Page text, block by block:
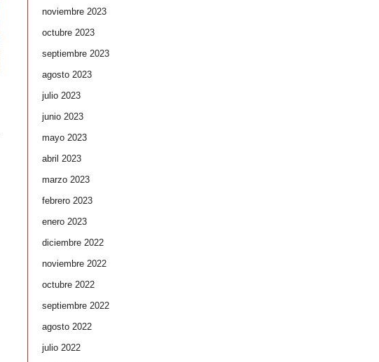
noviembre 2023
octubre 2023
septiembre 2023
agosto 2023
julio 2023
junio 2023
mayo 2023
abril 2023
marzo 2023
febrero 2023
enero 2023
diciembre 2022
noviembre 2022
octubre 2022
septiembre 2022
agosto 2022
julio 2022